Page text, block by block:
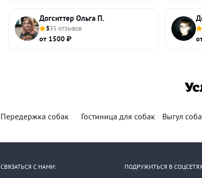
Догситтер Ольга П.
535 отзывов
от 1500 ₽
Передержка собак Гостиница для собак Выгул
СВЯЗАТЬСЯ С НАМИ: ПОДРУЖИТЬСЯ В